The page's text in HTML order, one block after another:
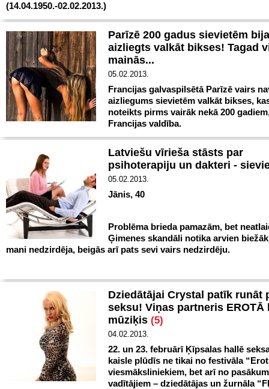
(14.04.1950.-02.02.2013.)
Parīzē 200 gadus sievietēm bija
aizliegts valkāt bikses! Tagad
mainās...
05.02.2013.
Francijas galvaspilsētā Parīzē vairs
aizliegums sievietēm valkāt bikses,
noteikts pirms vairāk nekā 200
Francijas valdība.
Latviešu vīrieša stāsts par
psihoterapiju un dakteri -
05.02.2013.
Jānis, 40
Problēma brieda pamazām, bet
Ģimenes skandāli notika arvien
mani nedzirdēja, beigās arī pats sevi vairs nedzirdēju.
Dziedātājai Crystal patīk runāt
seksu! Viņas partneris EROTĀ
mūziķis (5)
04.02.2013.
22. un 23. februārī Ķīpsalas hallē
kaisle plūdīs ne tikai no festivāla
viesmāksliniekiem, bet arī no
vadītājiem – dziedātājas un žurnāla